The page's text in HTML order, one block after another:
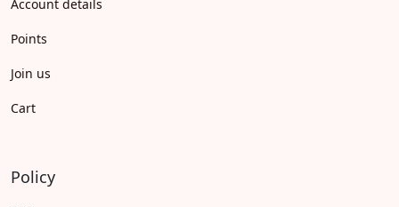
Account details
Points
Join us
Cart
Policy